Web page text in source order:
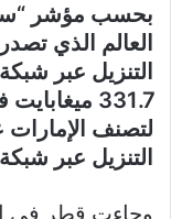
بحسب مؤشر
العالم الذي
التنزيل عبر
لتصنف الإمارات
التنزيل عبر